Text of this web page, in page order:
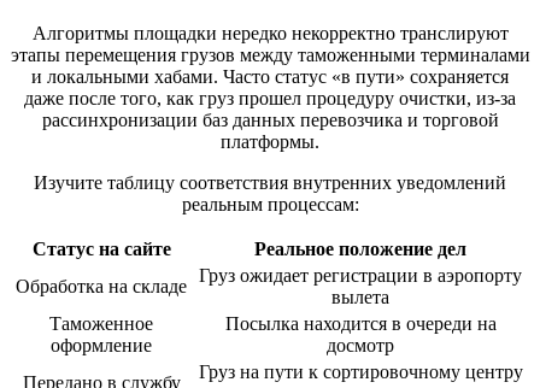
Алгоритмы площадки нередко некорректно транслируют
этапы перемещения грузов между таможенными терминалами
и локальными хабами. Часто статус «в пути» сохраняется
даже после того, как груз прошел процедуру очистки, из-за
рассинхронизации баз данных перевозчика и торговой
платформы.
Изучите таблицу соответствия внутренних уведомлений
реальным процессам:
Статус на сайте
Реальное положение дел
Обработка на складе
Груз ожидает регистрации в аэропорту
вылета
Таможенное
оформление
Посылка находится в очереди на
досмотр
Передано в службу
Груз на пути к сортировочному центру